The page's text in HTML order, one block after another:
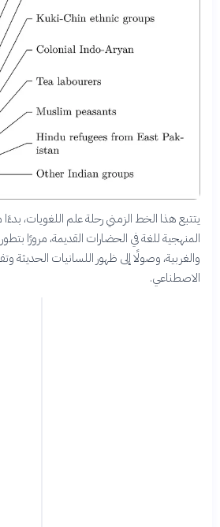
يتتبع هذا الخط الزمني رحلة علم اللغويات،
المنهجية للغة في الحضارات القديمة، مرورًا
والغربية، وصولًا إلى ظهور اللسانيات الحديثة
الاصطناعي.